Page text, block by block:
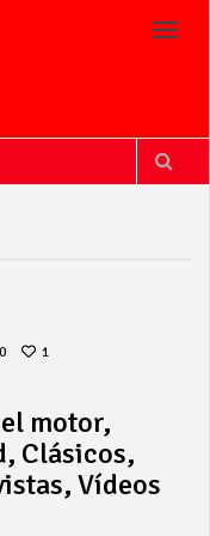
0
1
motor,
Clásicos,
Vídeos